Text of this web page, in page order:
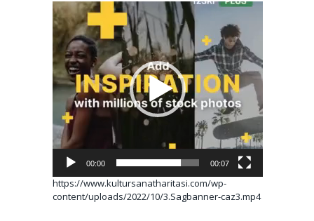
Video
oynatıcı
00:00 00:07
https://www.kultursanatharitasi.com/wp-
content/uploads/2022/10/3.Sagbanner-caz3.mp4